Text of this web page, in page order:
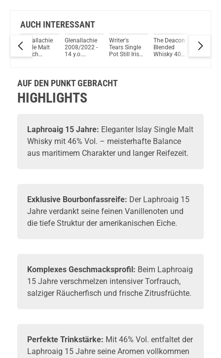
AUCH INTERESSANT
Glenallachie
Single Malt
Scotch
Boutique-Y
Company)
54,2% Vol.
Glenallachie
2008/2022 -
14 y.o.
(Duncan
Kirsch Single
Malt Whisky
Writer's
Tears Single
Pot Still Irish
The Deacon
Blended
Whisky 40%
100%
AUF DEN PUNKT GEBRACHT
HIGHLIGHTS
Laphroaig 15 Jahre: Eleganter Islay Single Malt
Whisky mit 46% Vol. – meisterhafte Balance
aus maritimem Charakter und langer Reifezeit.
Exklusive Bourbonfassreife: Der Laphroaig 15
Jahre verdankt seine feinen Vanillenoten und
die tiefe Struktur der amerikanischen Eiche.
Komplexes Geschmacksprofil: Beim Laphroaig
15 Jahre verschmelzen intensiver Torfrauch,
salziger Räucherfisch und frische Zitrusfrüchte.
Perfekte Trinkstärke: Mit 46% Vol. entfaltet der
Laphroaig 15 Jahre seine Aromen vollkommen